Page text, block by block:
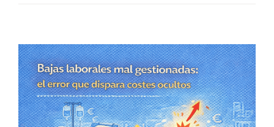
claves
para
tomar
mejores
decisiones